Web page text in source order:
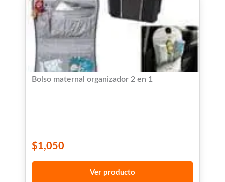
Bolso maternal organizador 2 en 1
$1,050
Ver producto